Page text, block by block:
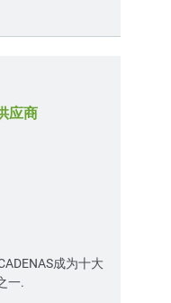
应商
成为十大
一.